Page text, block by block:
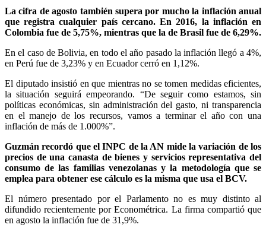
La cifra de agosto también supera por mucho la inflación anual
que registra cualquier país cercano. En 2016, la inflación en
Colombia fue de 5,75%, mientras que la de Brasil fue de 6,29%.
En el caso de Bolivia, en todo el año pasado la inflación llegó a 4%,
en Perú fue de 3,23% y en Ecuador cerró en 1,12%.
El diputado insistió en que mientras no se tomen medidas eficientes,
la situación seguirá empeorando. “De seguir como estamos, sin
políticas económicas, sin administración del gasto, ni transparencia
en el manejo de los recursos, vamos a terminar el año con una
inflación de más de 1.000%”.
Guzmán recordó que el INPC de la AN mide la variación de los
precios de una canasta de bienes y servicios representativa del
consumo de las familias venezolanas y la metodología que se
emplea para obtener ese cálculo es la misma que usa el BCV.
El número presentado por el Parlamento no es muy distinto al
difundido recientemente por Econométrica. La firma compartió que
en agosto la inflación fue de 31,9%.